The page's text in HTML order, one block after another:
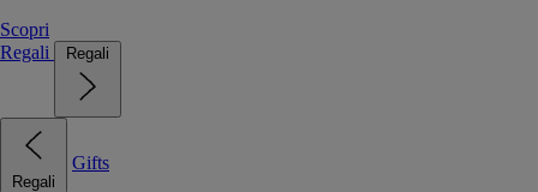
Scopri
Regali
Regali
Regali
Gifts